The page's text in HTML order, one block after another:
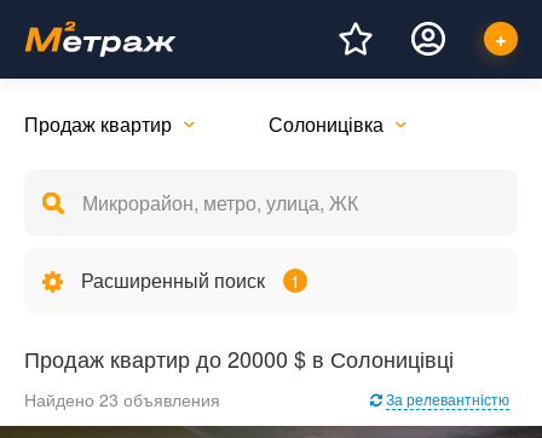
Продаж квартир Солоницівка
Расширенный поиск 1
Продаж квартир до 20000 $ в Солоницівці
Найдено 23 объявления За релевантністю